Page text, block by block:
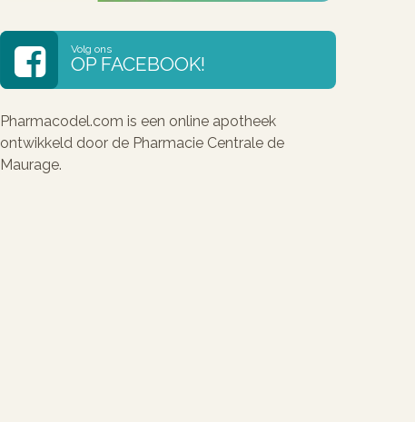
Volg ons
OP FACEBOOK!
Pharmacodel.com is een online apotheek
ontwikkeld door de Pharmacie Centrale de
Maurage.